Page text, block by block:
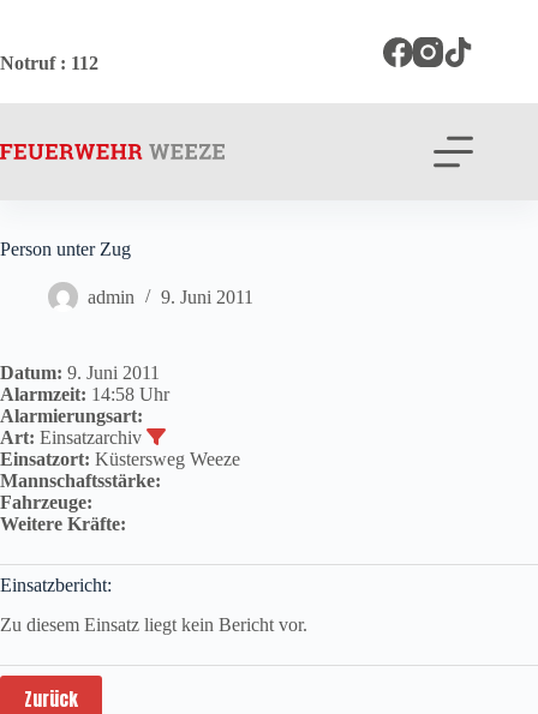
springen
Notruf: 112
Person unter Zug
admin 9. Juni 2011
Datum: 9. Juni 2011
Alarmzeit: 14:58 Uhr
Alarmierungsart:
Art: Einsatzarchiv
Einsatzort: Küstersweg Weeze
Mannschaftsstärke:
Fahrzeuge:
Weitere Kräfte:
Einsatzbericht:
Zu diesem Einsatz liegt kein Bericht vor.
Zurück